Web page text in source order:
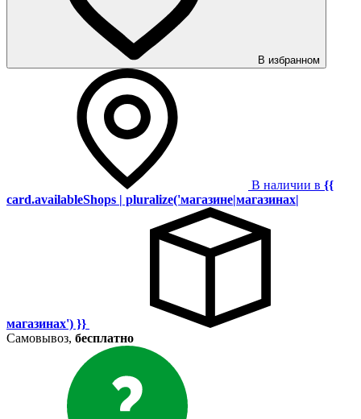
В избранном
В наличии в {{
card.availableShops | pluralize('магазине|магазинах|
магазинах') }}
Самовывоз, бесплатно